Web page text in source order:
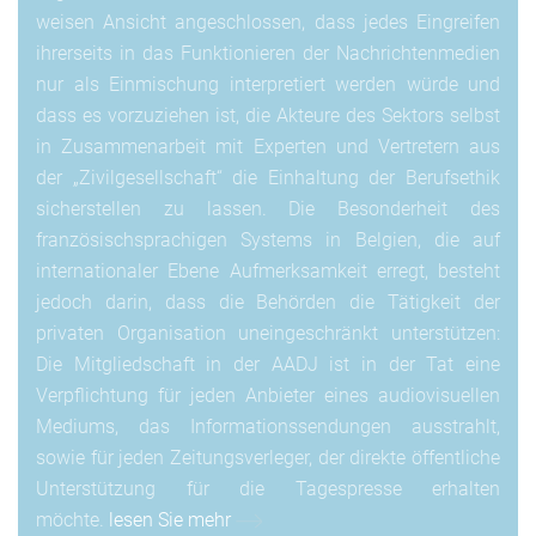
weisen Ansicht angeschlossen, dass jedes Eingreifen
ihrerseits in das Funktionieren der Nachrichtenmedien
nur als Einmischung interpretiert werden würde und
dass es vorzuziehen ist, die Akteure des Sektors selbst
in Zusammenarbeit mit Experten und Vertretern aus
der „Zivilgesellschaft“ die Einhaltung der Berufsethik
sicherstellen zu lassen. Die Besonderheit des
französischsprachigen Systems in Belgien, die auf
internationaler Ebene Aufmerksamkeit erregt, besteht
jedoch darin, dass die Behörden die Tätigkeit der
privaten Organisation uneingeschränkt unterstützen:
Die Mitgliedschaft in der AADJ ist in der Tat eine
Verpflichtung für jeden Anbieter eines audiovisuellen
Mediums, das Informationssendungen ausstrahlt,
sowie für jeden Zeitungsverleger, der direkte öffentliche
Unterstützung für die Tagespresse erhalten
möchte. lesen Sie mehr